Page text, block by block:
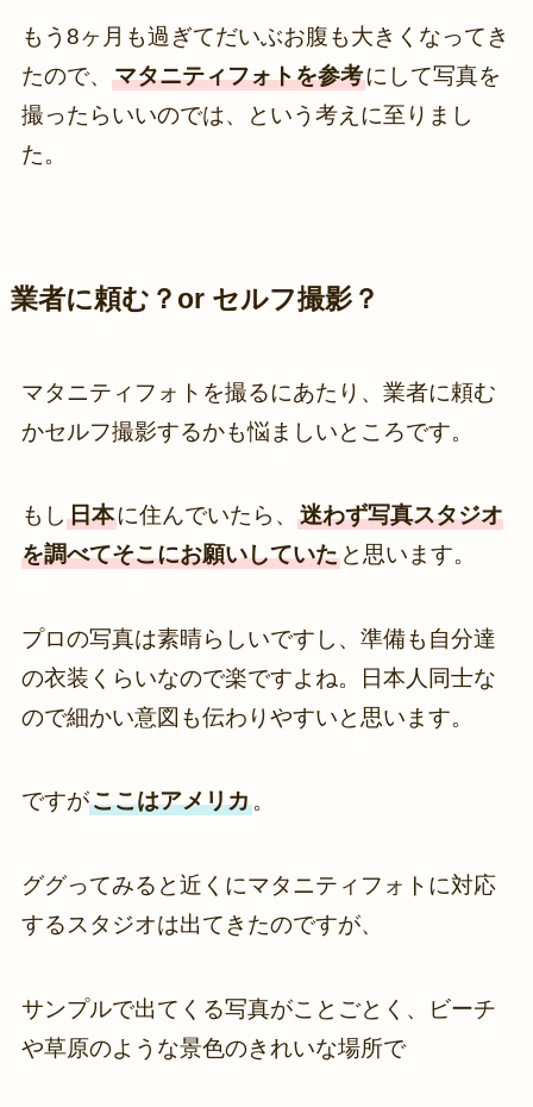
もう8ヶ月も過ぎてだいぶお腹も大きくなってき
たので、 マタニティフォトを参考にして写真を
撮ったらいいのでは、という考えに至りまし
た。
業者に頼む？or セルフ撮影？
マタニティフォトを撮るにあたり、業者に頼む
かセルフ撮影するかも悩ましいところです。
もし 日本に住んでいたら、 迷わず写真スタジオ
を調べてそこにお願いしていたと思います。
プロの写真は素晴らしいですし、準備も自分達
の衣装くらいなので楽ですよね。日本人同士な
ので細かい意図も伝わりやすいと思います。
ですがここはアメリカ。
ググってみると近くにマタニティフォトに対応
するスタジオは出てきたのですが、
サンプルで出てくる写真がことごとく、ビーチ
や草原のような景色のきれいな場所で